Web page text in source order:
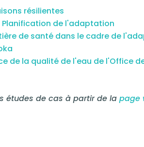
résilientes
Planification de l'adaptation
de santé dans le cadre de
de la qualité de l'eau de l'Office
études de cas à partir de la page